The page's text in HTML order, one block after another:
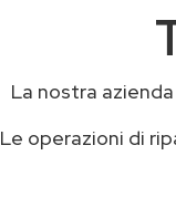
La nostra
Le operazioni di